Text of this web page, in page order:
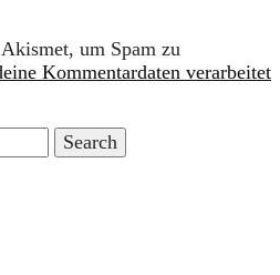
um Spam zu
Kommentardaten verarbeitet